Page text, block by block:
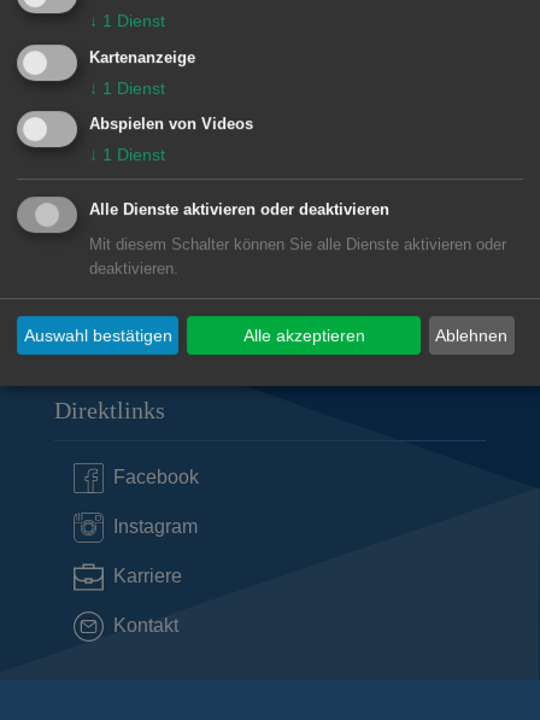
Unsere Anschrift
Freiwillige Feuerwehr
Bischof-Fischer-Straße 121
07361 9585-10
feuerwehr@aalen.de
Subwebs
Direktlinks
Facebook
Instagram
Karriere
Kontakt
↓ 1 Dienst
Kartenanzeige
↓ 1 Dienst
Abspielen von Videos
↓ 1 Dienst
Alle Dienste aktivieren oder deaktivieren
Mit diesem Schalter können Sie alle Dienste aktivieren oder
deaktivieren.
Ablehnen
Auswahl bestätigen Alle akzeptieren